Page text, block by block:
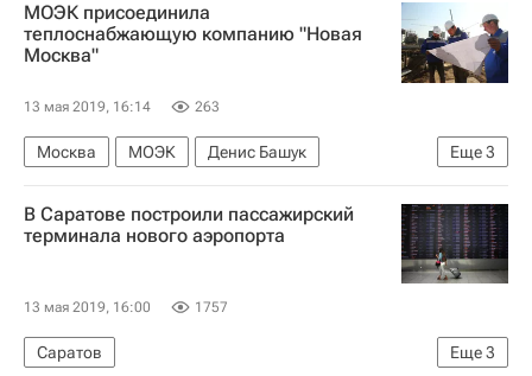
МОЭК присоединила
теплоснабжающую компанию "Новая
Москва"
13 мая 2019, 16:14 263
Еще3
Москва МОЭК
Денис Башук
Москва Сегодня: мегаполис для жизни
Городское хозяйство Москвы
В Саратове построили пассажирский
терминала нового аэропорта
13 мая 2019, 16:00 1757
Еще3
Саратов